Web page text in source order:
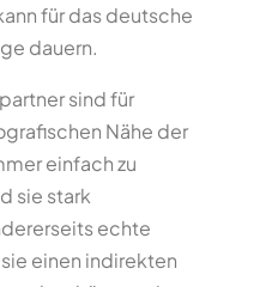
für das deutsche
dauern.
sind für
Nähe der
einfach zu
sie stark
echte
einen indirekten